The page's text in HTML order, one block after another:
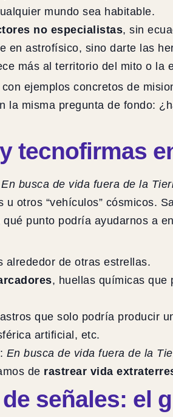
mundo sea habitable.
no especialistas, sin
en astrofísico, sino darte las
más al territorio del mito o la
ejemplos concretos de
la misma pregunta de fondo:
tecnofirmas
En busca de vida fuera de la
otros “vehículos” cósmicos.
punto podría ayudarnos a
alrededor de otras estrellas.
, huellas químicas que
que solo podría producir
artificial, etc.
En busca de vida fuera de la
de rastrear vida
señales: el